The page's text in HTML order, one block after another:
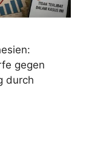
gegen
durch